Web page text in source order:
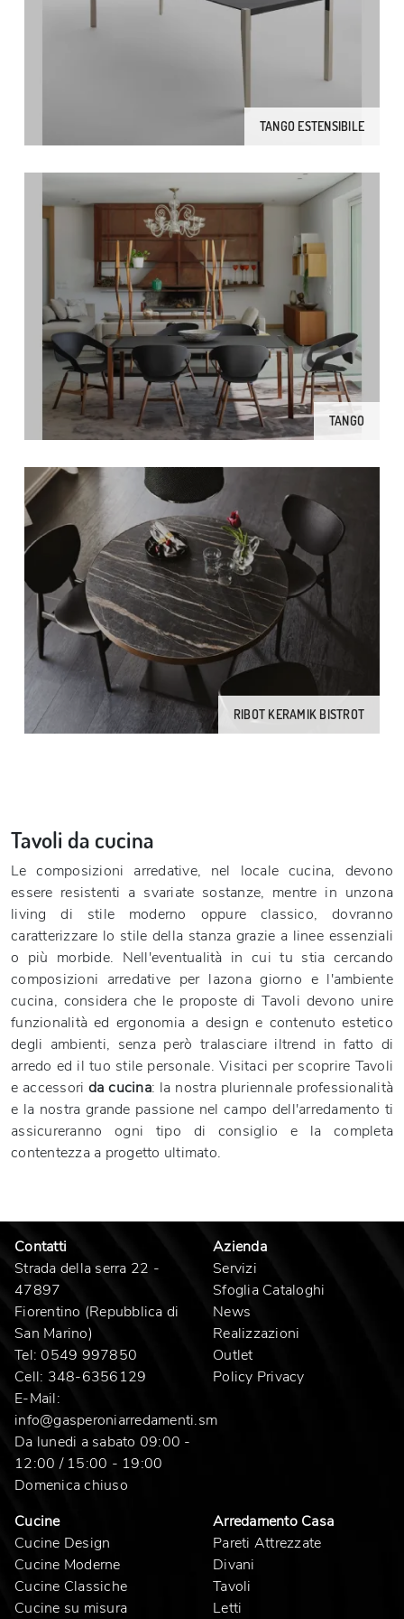
TANGO ESTENSIBILE
TANGO
RIBOT KERAMIK BISTROT
Tavoli da cucina
Le composizioni arredative, nel locale cucina, devono
essere resistenti a svariate sostanze, mentre in unzona
living di stile moderno oppure classico, dovranno
caratterizzare lo stile della stanza grazie a linee essenziali
o più morbide. Nell'eventualità in cui tu stia cercando
composizioni arredative per lazona giorno e l'ambiente
cucina, considera che le proposte di Tavoli devono unire
funzionalità ed ergonomia a design e contenuto estetico
degli ambienti, senza però tralasciare iltrend in fatto di
arredo ed il tuo stile personale. Visitaci per scoprire Tavoli
e accessorida cucina: la nostra pluriennale professionalità
e la nostra grande passione nel campo dell'arredamento ti
assicureranno ogni tipo di consiglio e la completa
contentezza a progetto ultimato.
Contatti
Strada della serra 22 -
47897
Fiorentino (Repubblica di
San Marino)
Tel: 0549 997850
Cell: 348-6356129
E-Mail:
info@gasperoniarredamenti.sm
Da lunedi a sabato 09:00 -
12:00 / 15:00 - 19:00
Domenica chiuso
Azienda
Servizi
Sfoglia Cataloghi
News
Realizzazioni
Outlet
Policy Privacy
Cucine
Cucine Design
Cucine Moderne
Cucine Classiche
Cucine su misura
Arredamento Casa
Pareti Attrezzate
Divani
Tavoli
Letti